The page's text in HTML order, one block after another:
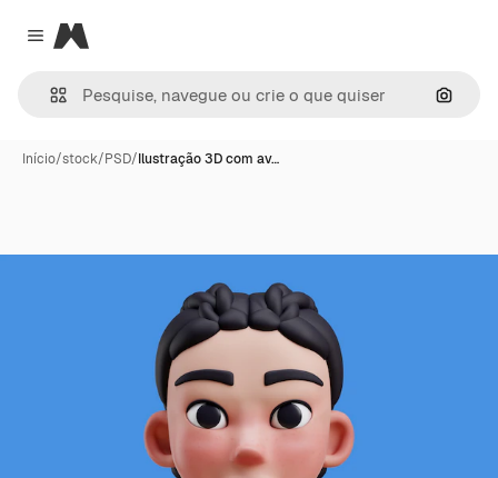
Close menu
Magnific
Início/stock/PSD/Ilustração 3D com av…